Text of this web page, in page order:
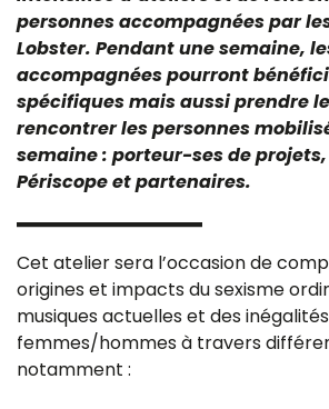
personnes accompagnées par
Lobster. Pendant une semaine,
accompagnées pourront
spécifiques mais aussi prendre
rencontrer les personnes
semaine : porteur-ses de
Périscope et partenaires.
Cet atelier sera l’occasion de
origines et impacts du sexisme
musiques actuelles et des inégalités
femmes/hommes à travers
notamment :